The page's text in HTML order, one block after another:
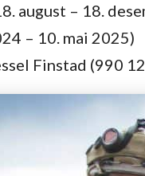
august – 18.
– 10. mai 2025)
Finstad (990